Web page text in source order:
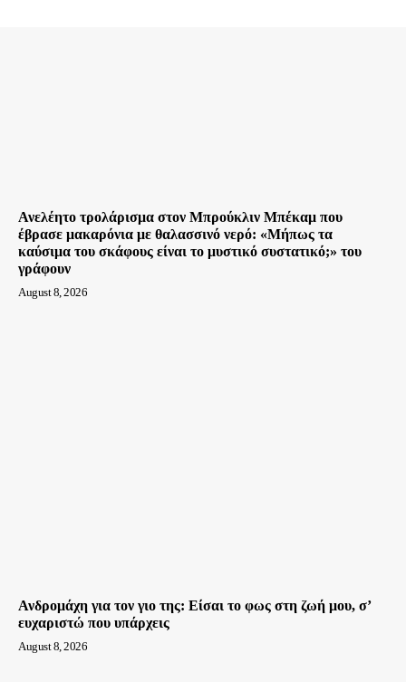
Ανελέητο τρολάρισμα στον Μπρούκλιν Μπέκαμ που
έβρασε μακαρόνια με θαλασσινό νερό: «Μήπως τα
καύσιμα του σκάφους είναι το μυστικό συστατικό;» του
γράφουν
August 8, 2026
Ανδρομάχη για τον γιο της: Είσαι το φως στη ζωή μου, σ’
ευχαριστώ που υπάρχεις
August 8, 2026